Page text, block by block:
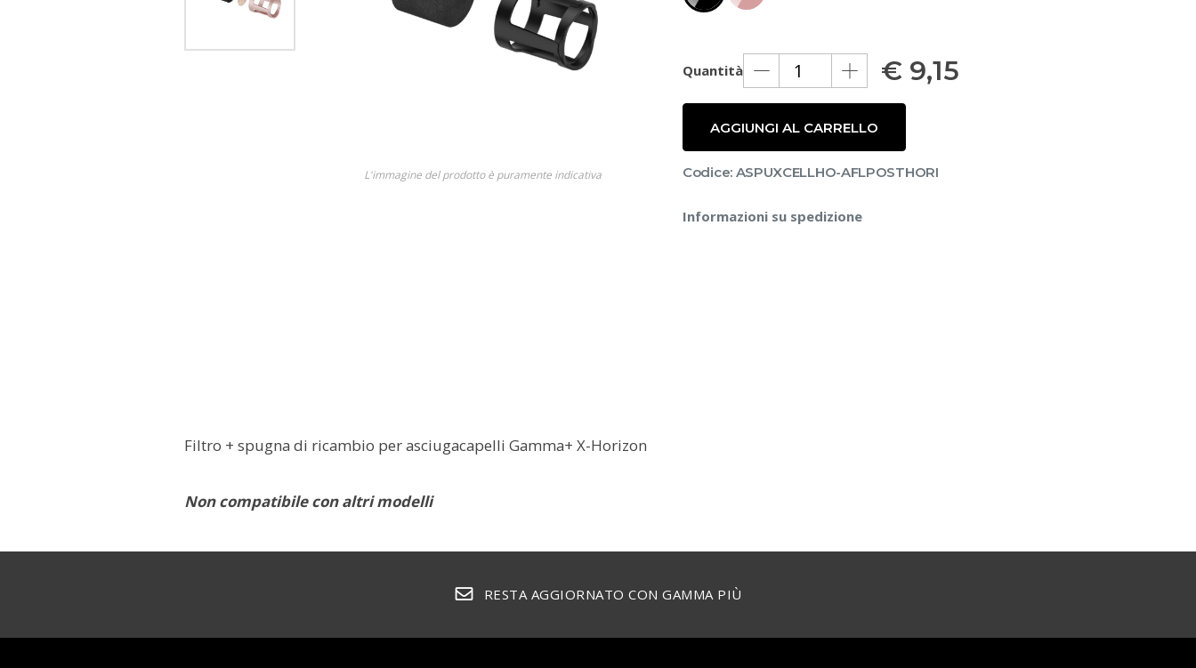
L'immagine del prodotto è puramente indicativa
Quantità € 9,15
AGGIUNGI AL CARRELLO
Codice: ASPUXCELLHO-AFLPOSTHORI
Informazioni su spedizione
Filtro + spugna di ricambio per asciugacapelli Gamma+ X-Horizon
Non compatibile con altri modelli
RESTA AGGIORNATO CON GAMMA PIÙ